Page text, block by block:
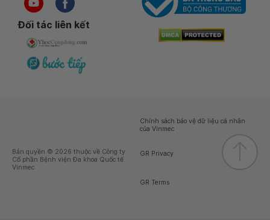
Đối tác liên kết
Bản quyền © 2026 thuộc về Công ty
Cổ phần Bệnh viện Đa khoa Quốc tế
Vinmec
Chính sách bảo vệ dữ liệu cá nhân
của Vinmec
GR Privacy
GR Terms